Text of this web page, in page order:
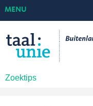
Zoektips
MENU